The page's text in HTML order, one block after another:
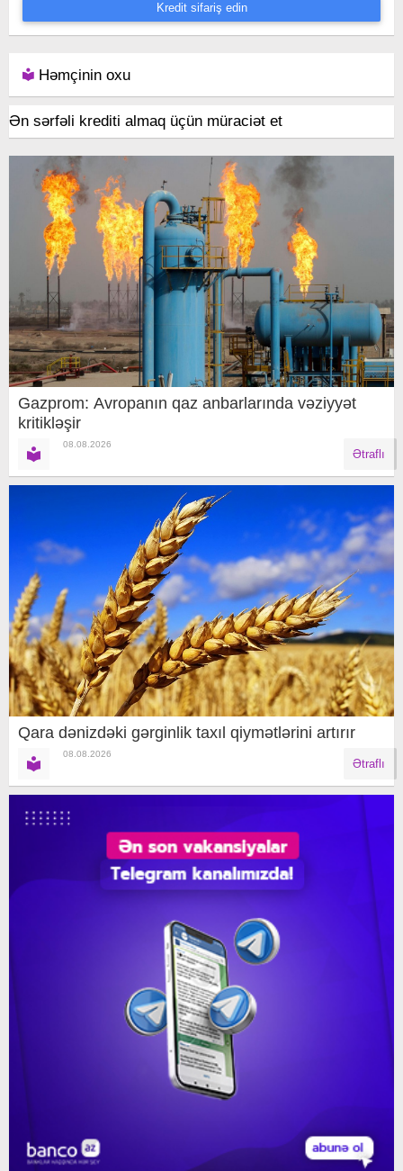
Kredit sifariş edin
Həmçinin oxu
Ən sərfəli krediti almaq üçün müraciət et
Gazprom: Avropanın qaz anbarlarında vəziyyət
kritikləşir
08.08.2026
Ətraflı
Qara dənizdəki gərginlik taxıl qiymətlərini artırır
08.08.2026
Ətraflı